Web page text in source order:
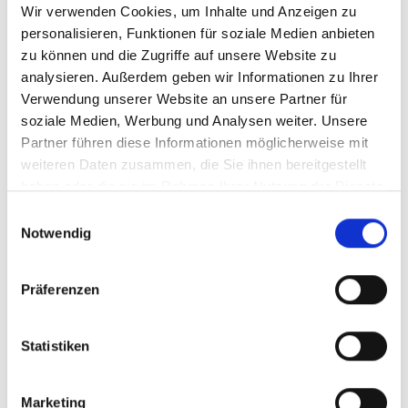
Wir verwenden Cookies, um Inhalte und Anzeigen zu
personalisieren, Funktionen für soziale Medien anbieten
zu können und die Zugriffe auf unsere Website zu
analysieren. Außerdem geben wir Informationen zu Ihrer
Verwendung unserer Website an unsere Partner für
soziale Medien, Werbung und Analysen weiter. Unsere
Partner führen diese Informationen möglicherweise mit
weiteren Daten zusammen, die Sie ihnen bereitgestellt
Notwendig
Präferenzen
Statistiken
Marketing
Menü auf der linken Seite auswählen. Bitte beachten Sie, dass es
nicht zu allen Produkten eigene Videos gibt.
Einbetten
Unter jedem Video finden Sie einen Code, mit dem Sie das Video
auf Ihrer Webseite einbetten können.
Abonnieren
Abonnieren Sie hier unseren YouTube-Kanal, um sofort
benachrichtigt zu werden, wenn wir ein neues Video hochladen.